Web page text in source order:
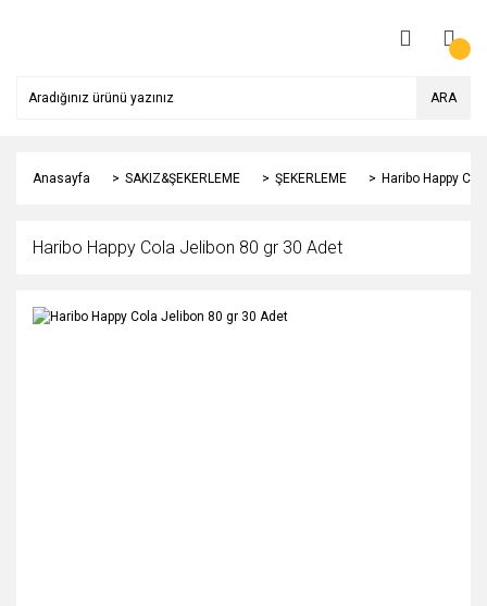
ARA
Anasayfa SAKIZ&ŞEKERLEME ŞEKERLEME Haribo Happy
Haribo Happy Cola Jelibon 80 gr 30 Adet